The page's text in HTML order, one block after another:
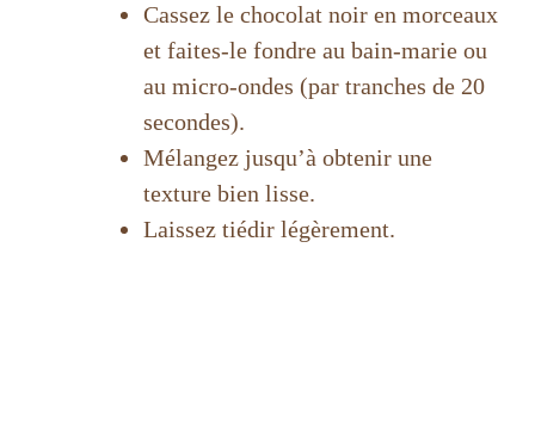
Cassez le chocolat noir en morceaux
et faites-le fondre au bain-marie ou
au micro-ondes (par tranches de 20
secondes).
Mélangez jusqu’à obtenir une
texture bien lisse.
Laissez tiédir légèrement.